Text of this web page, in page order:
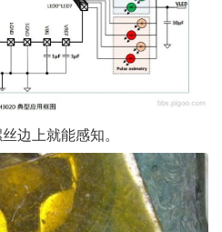
边上就能感知。